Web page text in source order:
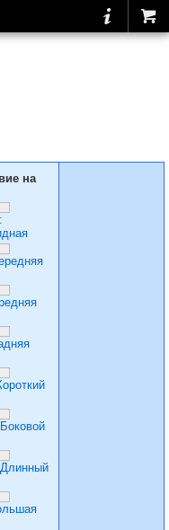
на
:
Боковой
Длинный